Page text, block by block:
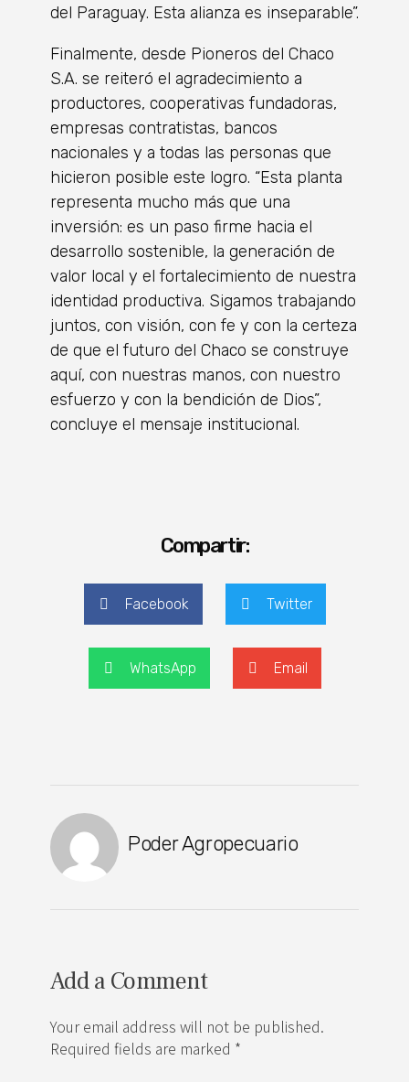
del Paraguay. Esta alianza es inseparable”.
Finalmente, desde Pioneros del Chaco
S.A. se reiteró el agradecimiento a
productores, cooperativas fundadoras,
empresas contratistas, bancos
nacionales y a todas las personas que
hicieron posible este logro. “Esta planta
representa mucho más que una
inversión: es un paso firme hacia el
desarrollo sostenible, la generación de
valor local y el fortalecimiento de nuestra
identidad productiva. Sigamos trabajando
juntos, con visión, con fe y con la certeza
de que el futuro del Chaco se construye
aquí, con nuestras manos, con nuestro
esfuerzo y con la bendición de Dios”,
concluye el mensaje institucional.
Compartir:
Facebook Twitter
WhatsApp Email
Poder Agropecuario
Add a Comment
Your email address will not be published.
Required fields are marked *